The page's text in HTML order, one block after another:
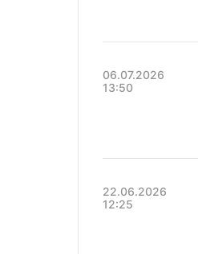
06.07.2026
13:50
22.06.2026
12:25